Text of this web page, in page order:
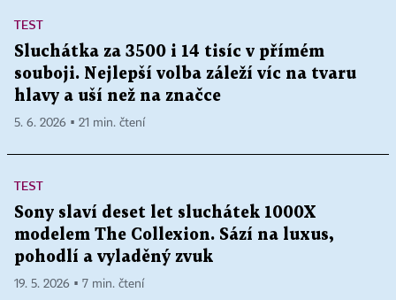
TEST
Sluchátka za 3500 i 14 tisíc v přímém
souboji. Nejlepší volba záleží víc na tvaru
hlavy a uší než na značce
5. 6. 2026 ▪ 21 min. čtení
TEST
Sony slaví deset let sluchátek 1000X
modelem The Collexion. Sází na luxus,
pohodlí a vyladěný zvuk
19. 5. 2026 ▪ 7 min. čtení